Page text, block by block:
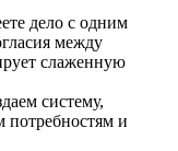
дело с одним
между
слаженную
систему,
потребностям и